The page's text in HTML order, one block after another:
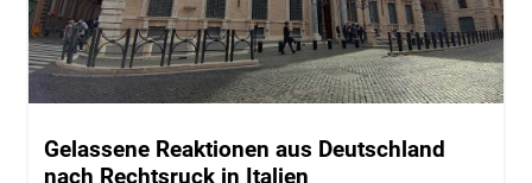
Gelassene Reaktionen aus Deutschland
nach Rechtsruck in Italien